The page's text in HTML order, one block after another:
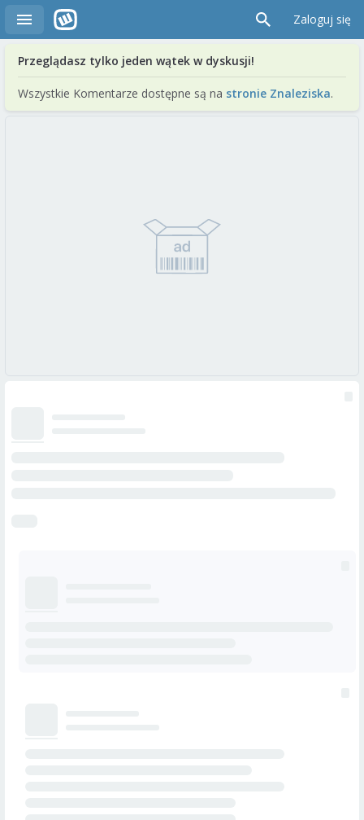
Zaloguj się
Przeglądasz tylko jeden wątek w dyskusji!
Wszystkie Komentarze dostępne są na stronie Znaleziska.